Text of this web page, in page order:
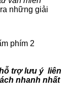
những giải
phím 2
trợ lưu ý liên
nhanh nhất